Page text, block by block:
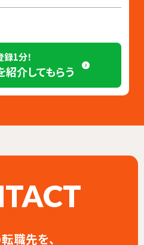
1分！
紹介してもらう
職先を、